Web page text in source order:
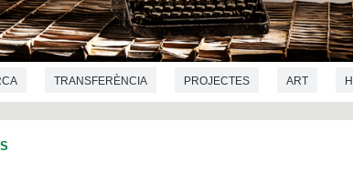
TRANSFERÈNCIA PROJECTES ART
HISTÒRIA DE L'ART PREHISTÒRIA